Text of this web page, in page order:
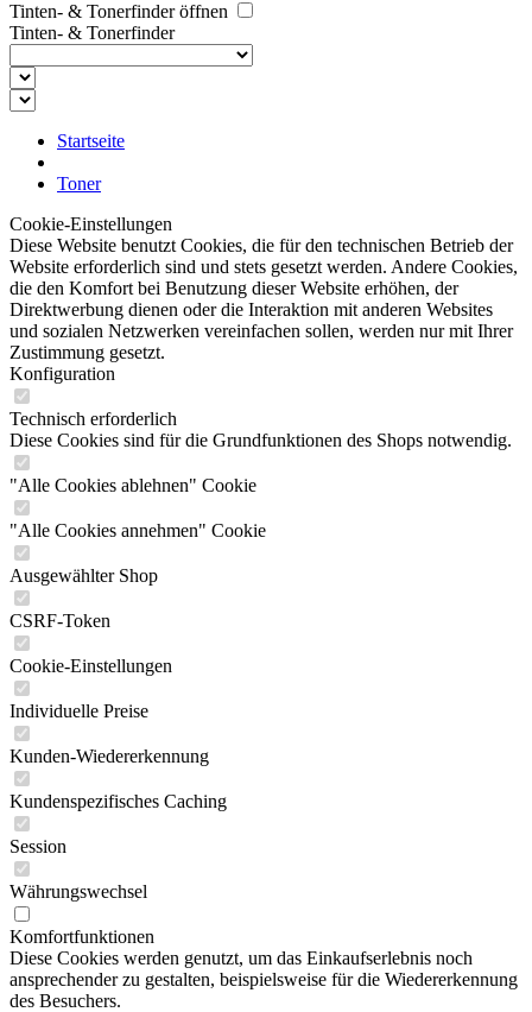
Tinten- & Tonerfinder öffnen
Tinten- & Tonerfinder
Startseite
Toner
Cookie-Einstellungen
Diese Website benutzt Cookies, die für den technischen Betrieb der
Website erforderlich sind und stets gesetzt werden. Andere Cookies,
die den Komfort bei Benutzung dieser Website erhöhen, der
Direktwerbung dienen oder die Interaktion mit anderen Websites
und sozialen Netzwerken vereinfachen sollen, werden nur mit Ihrer
Zustimmung gesetzt.
Konfiguration
Technisch erforderlich
Diese Cookies sind für die Grundfunktionen des Shops notwendig.
"Alle Cookies ablehnen" Cookie
"Alle Cookies annehmen" Cookie
Ausgewählter Shop
CSRF-Token
Cookie-Einstellungen
Individuelle Preise
Kunden-Wiedererkennung
Kundenspezifisches Caching
Session
Währungswechsel
Komfortfunktionen
Diese Cookies werden genutzt, um das Einkaufserlebnis noch
ansprechender zu gestalten, beispielsweise für die Wiedererkennung
des Besuchers.